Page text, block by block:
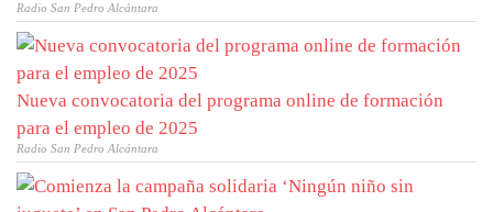
Radio San Pedro Alcántara
Nueva convocatoria del programa online de formación
para el empleo de 2025
Radio San Pedro Alcántara